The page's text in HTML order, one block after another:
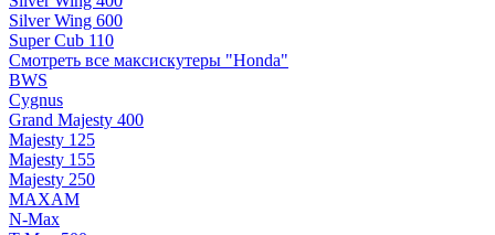
Silver Wing 600
Super Cub 110
Смотреть все максискутеры "Honda"
BWS
Cygnus
Grand Majesty 400
Majesty 125
Majesty 155
Majesty 250
MAXAM
N-Max